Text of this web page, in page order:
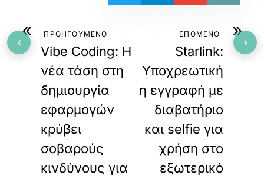
« ΠΡΟΗΓΟΥΜΕΝΟ
Vibe Coding: Η
νέα τάση στη
δημιουργία
εφαρμογών
κρύβει
σοβαρούς
κινδύνους για
»
ΕΠΟΜΕΝΟ
Starlink:
Υποχρεωτική
η εγγραφή με
διαβατήριο
και selfie για
χρήση στο
εξωτερικό
‹ ›